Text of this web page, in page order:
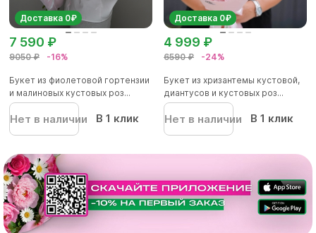
Доставка 0₽
9050 ₽ -16%
7 590 ₽
Букет из фиолетовой гортензии
и малиновых кустовых роз...
Нет в наличии В 1 клик
Доставка 0₽
6590 ₽ -24%
4 999 ₽
Букет из хризантемы кустовой,
диантусов и кустовых роз...
Нет в наличии В 1 клик